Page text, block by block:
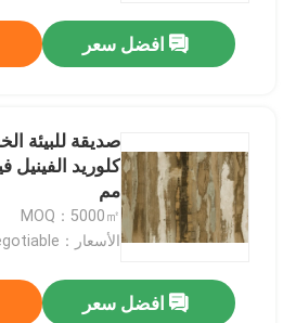
افضل سعر
صديقة للبيئة
مم
MOQ：5000㎡
الأسعار：negotiable
افضل سعر